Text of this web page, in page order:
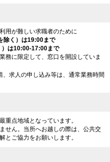
用が難しい求職者のために
除く）は19:00まで
）は10:00-17:00まで
務に限定して、窓口を開設していま
、求人の申し込み等は、通常業務時間
重点地域となっています。
せん。当所へお越しの際は、公共交
とご協力をお願いします。